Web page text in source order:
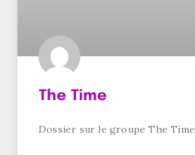
The Time
Dossier sur le groupe The Time